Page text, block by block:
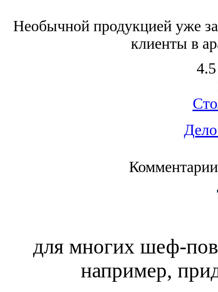
Необычной продукцией уже
клиенты в
для многих шеф-
например,